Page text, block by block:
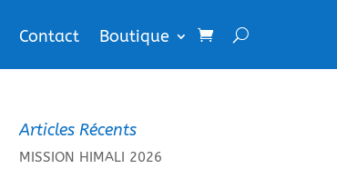
Contact Boutique
Articles Récents
MISSION HIMALI 2026